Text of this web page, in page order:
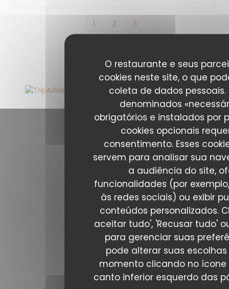
O restaurante e seus
cookies neste site, o que
coleta de dados pessoais.
denominados
obrigatórios e instalados por
cookies opcionais
consentimento. Esses
servem para analisar sua
a audiência do site,
funcionalidades (por
às redes sociais) ou exibir
conteúdos personalizados.
aceitar tudo', 'Recusar tudo'
para gerenciar suas
pode alterar suas
momento clicando no ícone
canto inferior esquerdo das
1 2 3
Contacte-nos
La Maison de l'Aubrac
37 Rue Marbeuf 75008 PARIS
((abre numa
01 43 59 05 14
Siga-nos
Facebook ((abre numa nova
Instagram ((abre numa
NEWSLETTER